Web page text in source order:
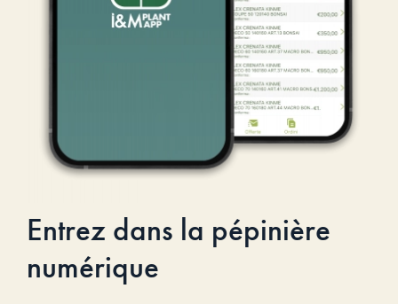
Entrez dans la pépinière
numérique